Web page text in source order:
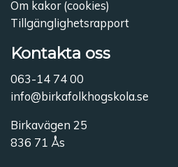
Om kakor (cookies)
Tillgänglighetsrapport
Kontakta oss
063-14 74 00
info@birkafolkhogskola.se
Birkavägen 25
836 71 Ås